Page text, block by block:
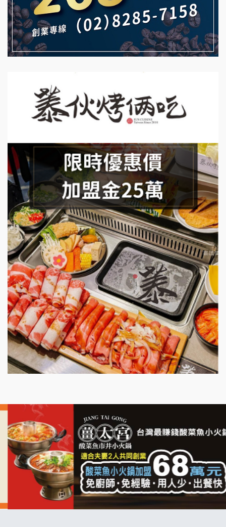
日十。早午食加盟說明會
拾鑶火鍋加盟說明會
珍好味臭臭鍋加盟說明會
藍象廷泰式火鍋加盟說明會
上宇林加盟說明會
莫尼早餐Morni加盟說明會
手作功夫茶加盟說明會
SHARE TEA歇腳亭加盟說明會
潮味決-湯滷專門店加盟說明會
鬍子茶加盟說明會
鮮茶道加盟說明會
微風亭鐵板燒加盟說明會
漫步藍咖啡加盟說明會
明石章魚燒加盟說明會
出櫃加盟說明會
千香漢堡加盟說明會
拉亞漢堡加盟說明會
杜芳子古味茶鋪加盟說明會
優握握×酸奶大獅加盟說明會
冬城門加盟說明會